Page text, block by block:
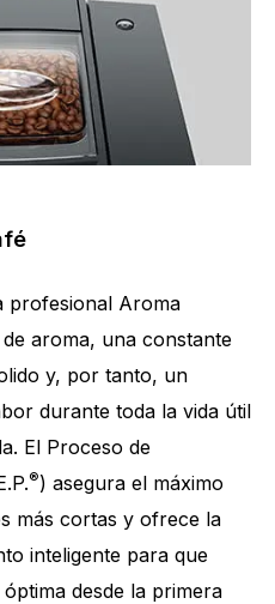
profesional Aroma
aroma, una constante
y, por tanto, un
durante toda la vida útil
El Proceso de
®) asegura el máximo
más cortas y ofrece la
inteligente para que
desde la primera